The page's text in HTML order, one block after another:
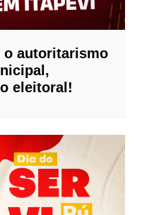
o autoritarismo
eleitoral!